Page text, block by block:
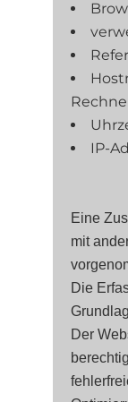
IP-
Eine
mit
Die
Der